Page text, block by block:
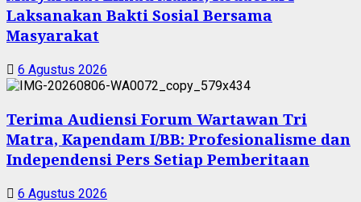
Laksanakan Bakti Sosial Bersama
Masyarakat
6 Agustus 2026
Terima Audiensi Forum Wartawan Tri
Matra, Kapendam I/BB: Profesionalisme dan
Independensi Pers Setiap Pemberitaan
6 Agustus 2026